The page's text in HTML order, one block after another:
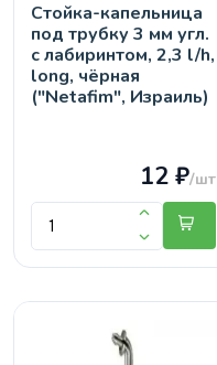
Стойка-капельница
под трубку 3 мм угл.
с лабиринтом, 2,3 l/h,
long, чёрная
("Netafim", Израиль)
12 ₽/шт